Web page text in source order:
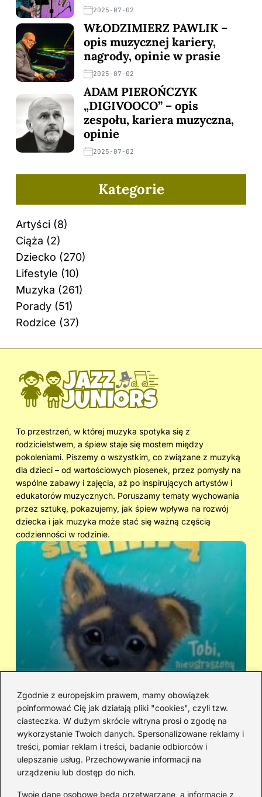
Zgodnie z europejskim prawem, mamy obowiązek
poinformować Cię jak działają pliki "cookies", czyli tzw.
ciasteczka. W dużym skrócie witryna prosi o zgodę na
wykorzystanie Twoich danych. Spersonalizowane reklamy i
treści, pomiar reklam i treści, badanie odbiorców i
ulepszanie usług. Przechowywanie informacji na
urządzeniu lub dostęp do nich.
Twoje dane osobowe będą przetwarzane, a informacje z
2025-07-02
WŁODZIMIERZ PAWLIK –
opis muzycznej kariery,
nagrody, opinie w prasie
2025-07-02
ADAM PIEROŃCZYK
„DIGIVOOCO” – opis
zespołu, kariera muzyczna,
opinie
2025-07-02
Kategorie
Artyści (8)
Ciąża (2)
Dziecko (270)
Lifestyle (10)
Muzyka (261)
Porady (51)
Rodzice (37)
To przestrzeń, w której muzyka spotyka się z
rodzicielstwem, a śpiew staje się mostem między
pokoleniami. Piszemy o wszystkim, co związane z muzyką
dla dzieci – od wartościowych piosenek, przez pomysły na
wspólne zabawy i zajęcia, aż po inspirujących artystów i
edukatorów muzycznych. Poruszamy tematy wychowania
przez sztukę, pokazujemy, jak śpiew wpływa na rozwój
dziecka i jak muzyka może stać się ważną częścią
codzienności w rodzinie.
Kto śpiewa „Zaopiekuj się mną”? IRA
czy Rezerwat — prawda o dwóch
wersjach
Redakcja